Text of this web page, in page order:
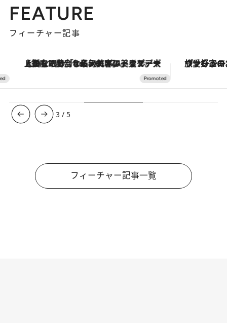
FEATURE
フィーチャー記事
【銀座で出合う最旬美容】美髪ケアや上質な眠り…セルフケアのアップデートから、特別な名入れギフトまで。大人のための「ReFa GINZA」クルーズ ヴァシュロン・コンスタンタ
3 / 5
フィーチャー記事一覧